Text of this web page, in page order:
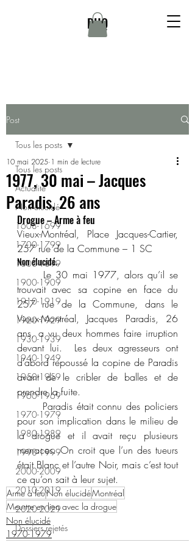
DHQ
Post
Tous les posts
Actualité
Non élucidé
1608-1699
1700-1799
1800-1899
1900-1909
1910-1919
1920-1929
1930-1939
1940-1949
1950-1959
1960-1969
1970-1979
1980-1989
1990-1999
2000-2009
2010-2019
2020-2029
Dossiers rejetés
Tous les posts
1977, 30 mai – Jacques
Paradis, 26 ans
10 mai 2025 1 min de lecture
Drogue – Arme à feu
Vieux-Montréal, Place Jacques-Cartier,
257 rue de la Commune – 1 SC
Non élucidé.
trouvait avec sa copine en face du
257 rue de la Commune, dans le
Vieux-Montréal, Jacques Paradis, 26
ans, a vu deux hommes faire irruption
devant lui.  Les deux agresseurs ont
d’abord repoussé la copine de Paradis
avant de le cribler de balles et de
prendre la fuite.
pour son implication dans le milieu de
la drogue et il avait reçu plusieurs
menaces. On croit que l’un des tueurs
était Blanc et l’autre Noir, mais c’est tout
ce qu’on sait à leur sujet.
Arme à feuNon élucidéMontréal
Meurtre en lien avec la drogue
Non élucidé
1970-1979